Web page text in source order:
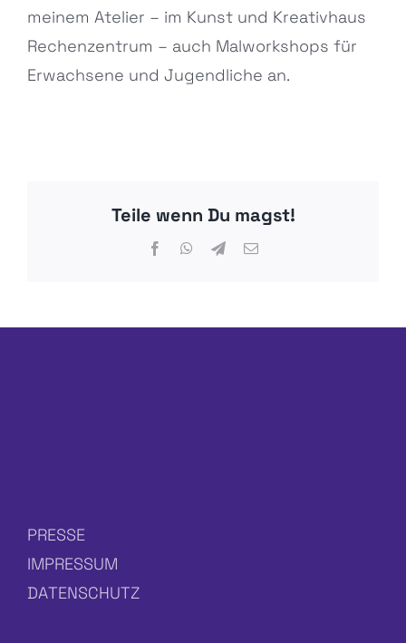
meinem Atelier – im Kunst und Kreativhaus
Rechenzentrum – auch Malworkshops für
Erwachsene und Jugendliche an.
Teile wenn Du magst!
FacebookWhatsApp
Telegram
E-
PRESSE
IMPRESSUM
DATENSCHUTZ